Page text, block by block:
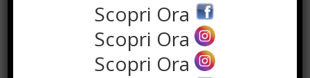
Bancali Fumigati: Importanza e
Scopri Ora
Scopri Ora
Scopri Ora